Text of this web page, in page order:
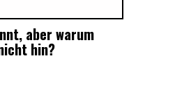
aber warum
hin?